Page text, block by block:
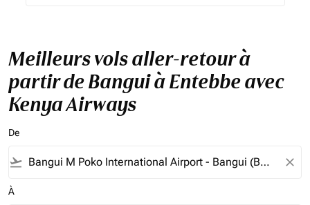
Meilleurs vols aller-retour à
partir de Bangui à Entebbe avec
Kenya Airways
De
flight_takeoff close
À